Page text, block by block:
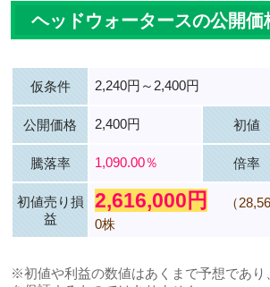
ヘッドウォータースの公開価
仮条件 2,240円～2,400円
公開価格 2,400円 初値
騰落率 1,090.00％ 倍率
初値売り損
益
2,616,000円
（
0株
※初値や利益の数値はあくまで予想であり